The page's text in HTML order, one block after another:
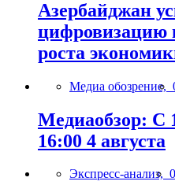
Азербайджан
цифровизацию
роста
Медиа обозрение,
Медиаобзор: С
16:00 4 августа
Экспресс-анализ,